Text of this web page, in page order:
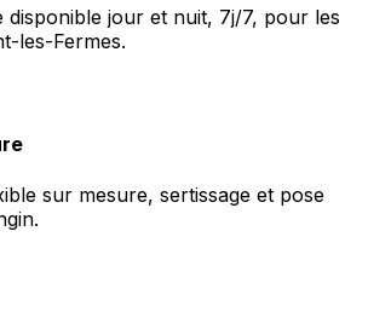
disponible jour et nuit, 7j/7, pour les
les-Fermes.
sur mesure, sertissage et pose